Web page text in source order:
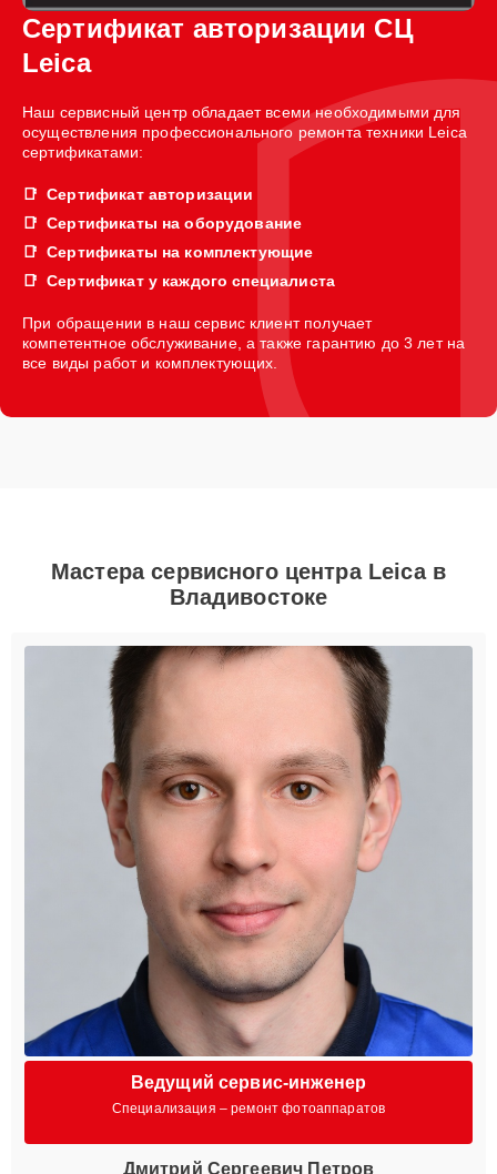
Сертификат авторизации СЦ
Leica
Наш сервисный центр обладает всеми необходимыми для
осуществления профессионального ремонта техники Leica
сертификатами:
Сертификат авторизации
Сертификаты на оборудование
Сертификаты на комплектующие
Сертификат у каждого специалиста
При обращении в наш сервис клиент получает
компетентное обслуживание, а также гарантию до 3 лет на
все виды работ и комплектующих.
Мастера сервисного центра Leica в
Владивостоке
Ведущий сервис-инженер
Специализация – ремонт фотоаппаратов
Дмитрий Сергеевич Петров